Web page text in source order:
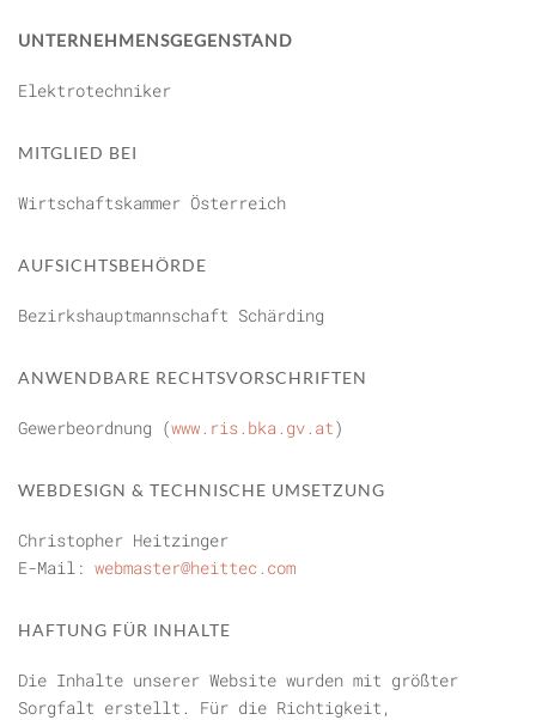
UNTERNEHMENSGEGENSTAND
Elektrotechniker
MITGLIED BEI
Wirtschaftskammer Österreich
AUFSICHTSBEHÖRDE
Bezirkshauptmannschaft Schärding
ANWENDBARE RECHTSVORSCHRIFTEN
Gewerbeordnung (www.ris.bka.gv.at)
WEBDESIGN & TECHNISCHE UMSETZUNG
Christopher Heitzinger
E-Mail: webmaster@heittec.com
HAFTUNG FÜR INHALTE
Die Inhalte unserer Website wurden mit größter
Sorgfalt erstellt. Für die Richtigkeit,